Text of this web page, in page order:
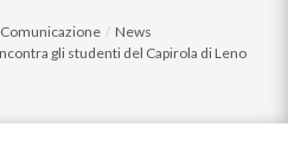
Comunicazione
News
gli studenti del Capirola di Leno